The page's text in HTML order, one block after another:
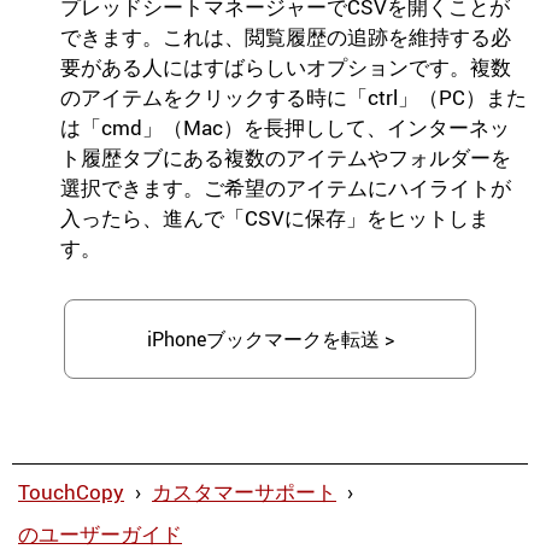
プレッドシートマネージャーでCSVを開くことが
できます。これは、閲覧履歴の追跡を維持する必
要がある人にはすばらしいオプションです。複数
のアイテムをクリックする時に「ctrl」（PC）また
は「cmd」（Mac）を長押しして、インターネッ
ト履歴タブにある複数のアイテムやフォルダーを
選択できます。ご希望のアイテムにハイライトが
入ったら、進んで「CSVに保存」をヒットしま
す。
iPhoneブックマークを転送 >
TouchCopy › カスタマーサポート
›
のユーザーガイド